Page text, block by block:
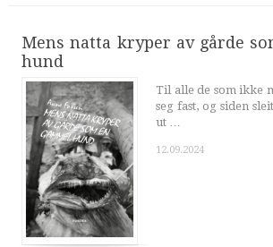
Mens natta kryper av gårde
hund
Til alle de som ikke
seg fast, og siden
ut …
12.09.2024